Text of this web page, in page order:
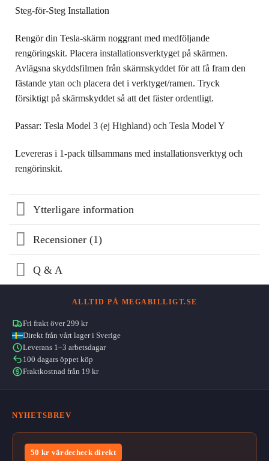
Steg-för-Steg Installation
Rengör din Tesla-skärm noggrant med medföljande
rengöringskit. Placera installationsverktyget på skärmen.
Avlägsna skyddsfilmen från skärmskyddet för att få fram den
fästande ytan och placera det i verktyget/ramen. Tryck
försiktigt på skärmskyddet så att det fäster ordentligt.
Passar: Tesla Model 3 (ej Highland) och Tesla Model Y
Levereras i 1-pack tillsammans med installationsverktyg och
rengörinskit.
Ytterligare information
Recensioner (1)
Q & A
ALLTID PÅ MEGABILLIGT.SE
Fri frakt över 299 kr
Direkt från vårt lager i Sverige
Leverans 1–3 arbetsdagar
100 dagars öppet köp
Fraktkostnad från 19 kr
NYHETSBREV
50 kr värdecheck direkt